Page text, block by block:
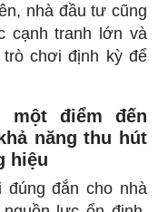
nhà đầu tư cũng
cạnh tranh lớn và
chơi định kỳ để
một điểm đến
năng thu hút
hiệu
đắn cho nhà